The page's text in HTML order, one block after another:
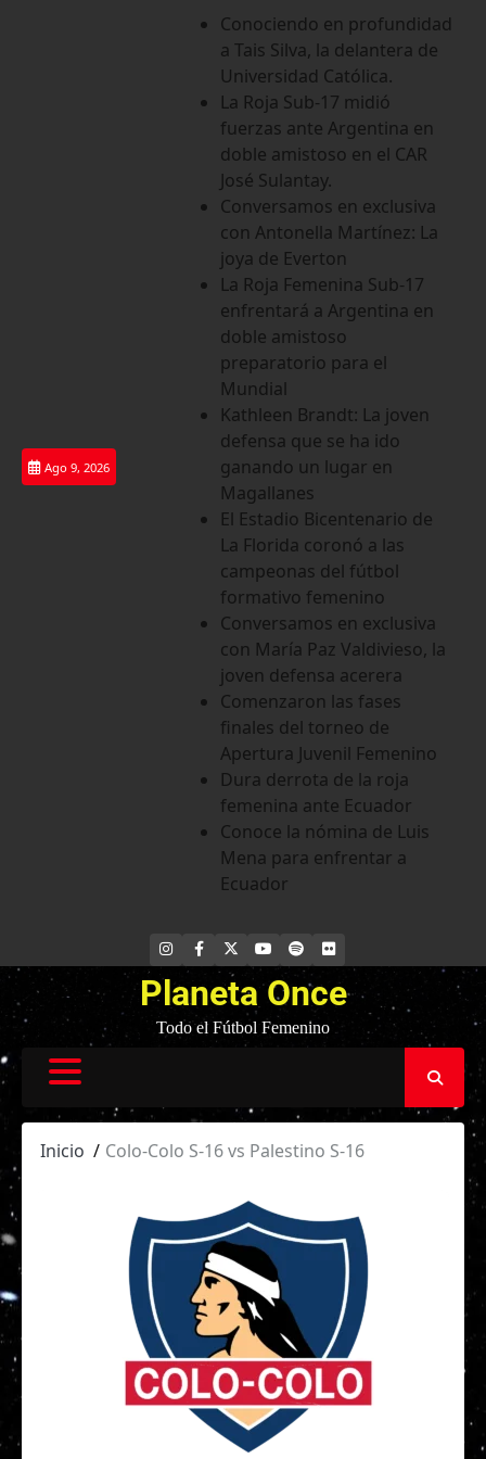
Ago 9, 2026
Conociendo en profundidad
a Tais Silva, la delantera de
Universidad Católica.
La Roja Sub-17 midió
fuerzas ante Argentina en
doble amistoso en el CAR
José Sulantay.
Conversamos en exclusiva
con Antonella Martínez: La
joya de Everton
La Roja Femenina Sub-17
enfrentará a Argentina en
doble amistoso
preparatorio para el
Mundial
Kathleen Brandt: La joven
defensa que se ha ido
ganando un lugar en
Magallanes
El Estadio Bicentenario de
La Florida coronó a las
campeonas del fútbol
formativo femenino
Conversamos en exclusiva
con María Paz Valdivieso, la
joven defensa acerera
Comenzaron las fases
finales del torneo de
Apertura Juvenil Femenino
Dura derrota de la roja
femenina ante Ecuador
Conoce la nómina de Luis
Mena para enfrentar a
Ecuador
INSTAGRAM
FACEBOOK YOUTUBE
SPOTIFYFLICKR
Planeta Once
Todo el Fútbol Femenino
Inicio Colo-Colo S-16 vs Palestino S-16